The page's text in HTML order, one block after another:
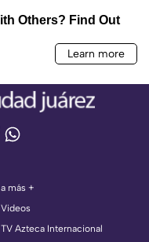
a más +
Videos
TV Azteca Internacional